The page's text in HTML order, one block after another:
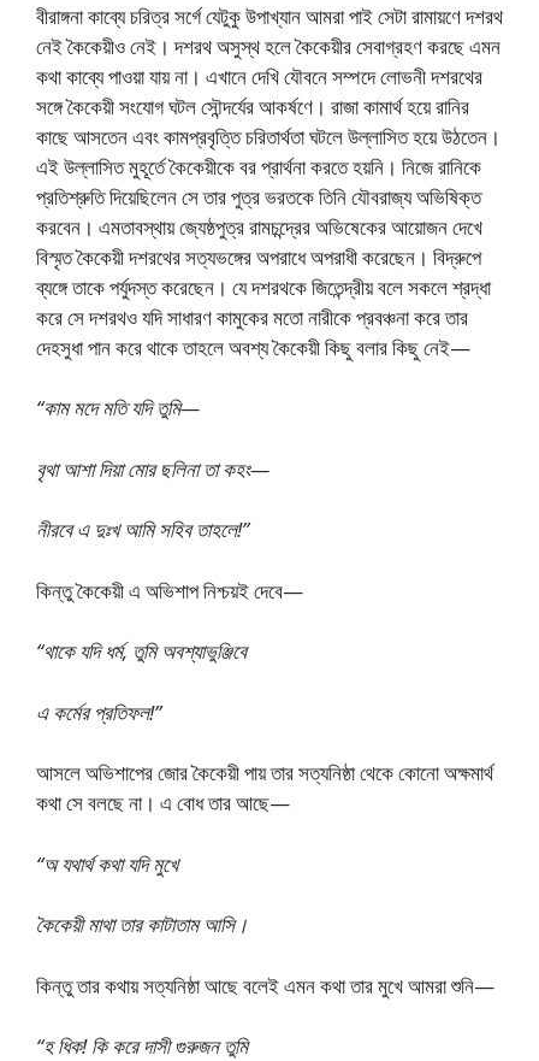
বীরাঙ্গনা কাব্যে চরিত্র সর্গে যেটুকু উপাখ্যান আমরা পাই সেটা রামায়ণে দশরথ
নেই কৈকেয়ীও নেই। দশরথ অসুস্থ হলে কৈকেয়ীর সেবাগ্রহণ করছে এমন
কথা কাব্যে পাওয়া যায় না। এখানে দেখি যৌবনে সম্পদে লোভনী দশরথের
সঙ্গে কৈকেয়ী সংযোগ ঘটল সৌন্দর্যের আকর্ষণে। রাজা কামার্থ হয়ে রানির
কাছে আসতেন এবং কামপ্রবৃত্তি চরিতার্থতা ঘটলে উল্লাসিত হয়ে উঠতেন।
এই উল্লাসিত মুহূর্তে কৈকেয়ীকে বর প্রার্থনা করতে হয়নি। নিজে রানিকে
প্রতিশ্রুতি দিয়েছিলেন সে তার পুত্র ভরতকে তিনি যৌবরাজ্য অভিষিক্ত
করবেন। এমতাবস্থায় জ্যেষ্ঠপুত্র রামচন্দ্রের অভিষেকের আয়োজন দেখে
বিস্মৃত কৈকেয়ী দশরথের সত্যভঙ্গের অপরাধে অপরাধী করেছেন। বিদ্রুপে
ব্যঙ্গে তাকে পর্যুদস্ত করেছেন। যে দশরথকে জিতেন্দ্রীয় বলে সকলে শ্রদ্ধা
করে সে দশরথও যদি সাধারণ কামুকের মতো নারীকে প্রবঞ্চনা করে তার
দেহসুধা পান করে থাকে তাহলে অবশ্য কৈকেয়ী কিছু বলার কিছু নেই—
“কাম মদে মতি যদি তুমি—
বৃথা আশা দিয়া মোর ছলিনা তা কহং—
নীরবে এ দুঃখ আমি সহিব তাহলে!”
কিন্তু কৈকেয়ী এ অভিশাপ নিশ্চয়ই দেবে—
“থাকে যদি ধর্ম, তুমি অবশ্যাভুঞ্জিবে
এ কর্মের প্রতিফল!”
আসলে অভিশাপের জোর কৈকেয়ী পায় তার সত্যনিষ্ঠা থেকে কোনো অক্ষমার্থ
কথা সে বলছে না। এ বোধ তার আছে—
“অ যথার্থ কথা যদি মুখে
কৈকেয়ী মাথা তার কাটাতাম আসি।
কিন্তু তার কথায় সত্যনিষ্ঠা আছে বলেই এমন কথা তার মুখে আমরা শুনি—
“হ ধিক! কি করে দাসী গুরুজন তুমি